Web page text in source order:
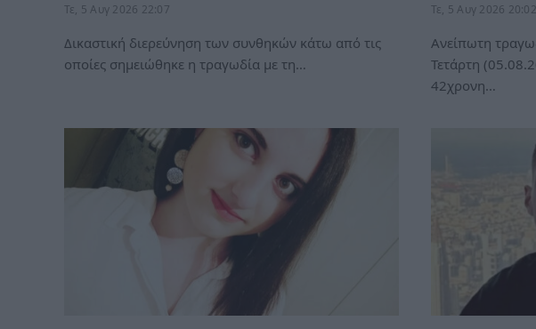
Τε, 5 Αυγ 2026 22:07
Δικαστική διερεύνηση των συνθηκών κάτω από τις
οποίες σημειώθηκε η τραγωδία με τη…
Τε, 5 Αυγ 2026 20:02
Ανείπωτη
Τετάρτη
42χρονη…